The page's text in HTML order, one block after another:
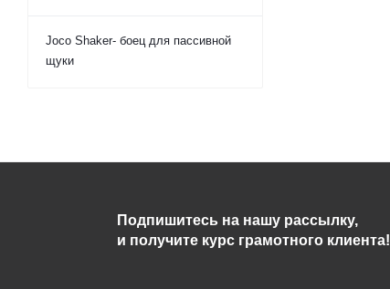
Joco Shaker- боец для пассивной
щуки
Подпишитесь на нашу рассылку,
и получите курс грамотного клиента!